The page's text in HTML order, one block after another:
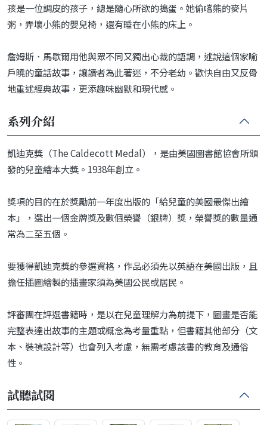
孩是一位調皮的孩子，總是隨心所欲的搗蛋。她偷嚐熊的麥片
粥，弄壞小熊的嬰兒椅，還有睡在小熊的床上。
詹姆斯．馬歇爾用他與眾不同又獨出心裁的語調，述說這個家喻
戶曉的童話故事，讓讀者為此著迷，不分老幼。歡快自由又反骨
地重述經典故事，更添趣味幽默和現代感。
系列介紹
凱迪克獎（The Caldecott Medal），是由美國圖書館協會所頒
發的兒童繪本大獎。1938年創立。
獎項的目的在於獎勵前一年度出版的「給兒童的美國最傑出繪
本」，選出一個金牌獎及數個榮譽（銀牌）獎，榮譽獎的數量通
常為二至五個。
要獲得凱迪克獎的參選資格，作品必須先以英語在美國出版，且
擔任插圖繪製的插畫家須為美國公民或居民。
評審團在評選書籍時，是以在兒童理解力為前提下，圖畫是否能
完整表達出故事的主題或概念為考量重點，但書籍其他部分（文
本、裝禎設計等）也會列入考慮，無需考慮該書的教育及通俗
性。
試聽試閱